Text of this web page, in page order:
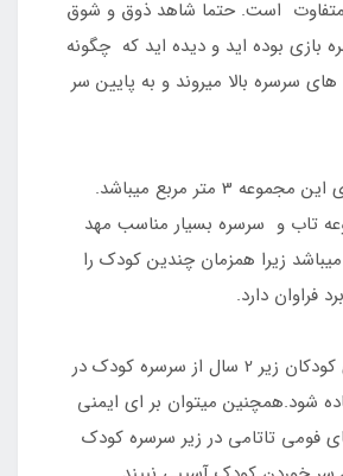
است. حتما شاهد ذوق و شوق
بازی بوده اید و دیده اید که چگونه
های سرسره بالا میروند و به پایین سر
فضای مورد نیاز برای این مجموعه 3 متر مربع میباشد.
تاب و سرسره بسیار مناسب مهد
زیرا همزمان چندین کودک را
فراوان دارد.
توصیه میشود برای کودکان زیر 2 سال از سرسره کودک در
شود.همچنین میتوان بر ای ایمنی
فومی تاتامی در زیر سرسره کودک